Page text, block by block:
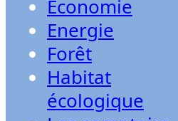
Economie
Energie
Forêt
Habitat
écologique